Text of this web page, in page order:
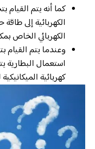
كما أنه يتم
الكهربائية إلى
الكهربائي الخاص
وعندما يتم القيام
استعمال البطارية
كهربائية